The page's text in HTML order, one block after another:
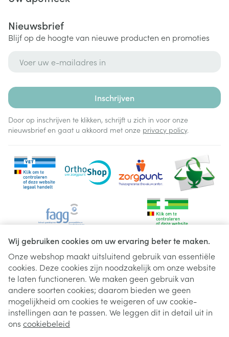
Wij gebruiken cookies om uw ervaring beter te maken.
Onze webshop maakt uitsluitend gebruik van essentiële
cookies. Deze cookies zijn noodzakelijk om onze website
te laten functioneren. We maken geen gebruik van
andere soorten cookies; daarom bieden we geen
mogelijkheid om cookies te weigeren of uw cookie-
instellingen aan te passen. We leggen dit in detail uit in
ons cookiebeleid
Nieuwsbrief
Blijf op de hoogte van nieuwe producten en promoties
Inschrijven
Door op inschrijven te klikken, schrijft u zich in voor onze
nieuwsbrief en gaat u akkoord met onze privacy policy.
Juridische links